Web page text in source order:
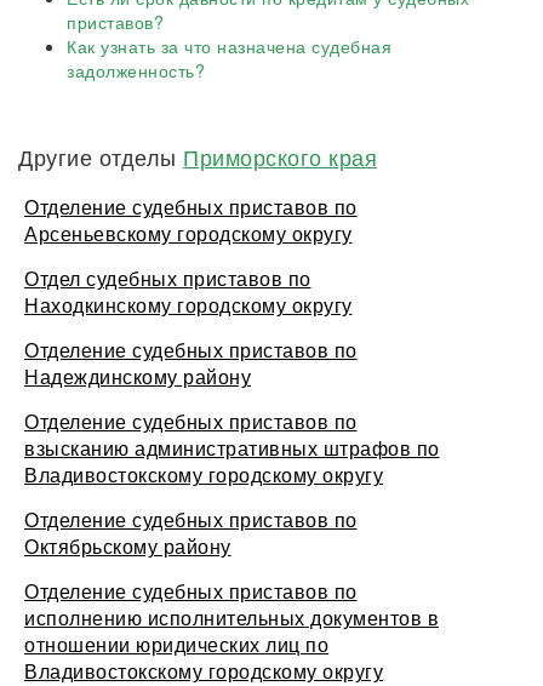
приставов?
Как узнать за что назначена судебная
задолженность?
Другие отделы Приморского края
Отделение судебных приставов по
Арсеньевскому городскому округу
Отдел судебных приставов по
Находкинскому городскому округу
Отделение судебных приставов по
Надеждинскому району
Отделение судебных приставов по
взысканию административных штрафов по
Владивостокскому городскому округу
Отделение судебных приставов по
Октябрьскому району
Отделение судебных приставов по
исполнению исполнительных документов в
отношении юридических лиц по
Владивостокскому городскому округу